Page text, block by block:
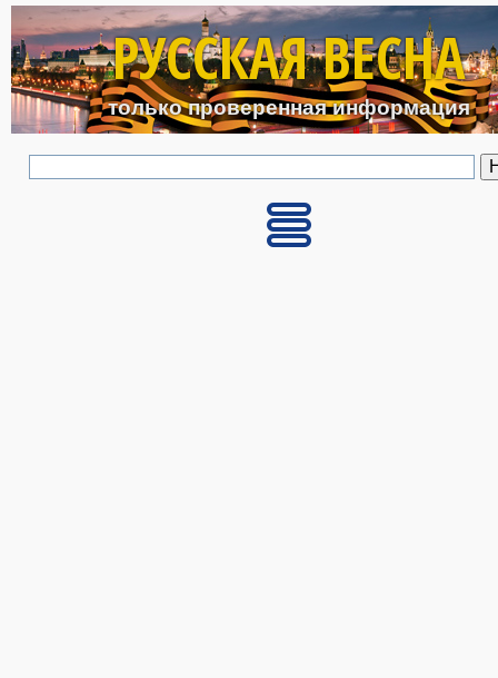
Перейти к основному
РУССКАЯ ВЕСНА
только проверенная информация